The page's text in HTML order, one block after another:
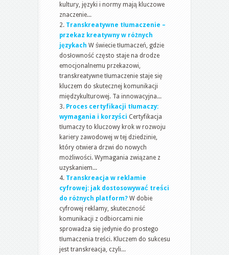
kultury, języki i normy mają kluczowe
znaczenie...
Transkreatywne tłumaczenie –
przekaz kreatywny w różnych
językach W świecie tłumaczeń, gdzie
dosłowność często staje na drodze
emocjonalnemu przekazowi,
transkreatywne tłumaczenie staje się
kluczem do skutecznej komunikacji
międzykulturowej. Ta innowacyjna...
Proces certyfikacji tłumaczy:
wymagania i korzyści Certyfikacja
tłumaczy to kluczowy krok w rozwoju
kariery zawodowej w tej dziedzinie,
który otwiera drzwi do nowych
możliwości. Wymagania związane z
uzyskaniem...
Transkreacja w reklamie
cyfrowej: jak dostosowywać treści
do różnych platform? W dobie
cyfrowej reklamy, skuteczność
komunikacji z odbiorcami nie
sprowadza się jedynie do prostego
tłumaczenia treści. Kluczem do sukcesu
jest transkreacja, czyli...